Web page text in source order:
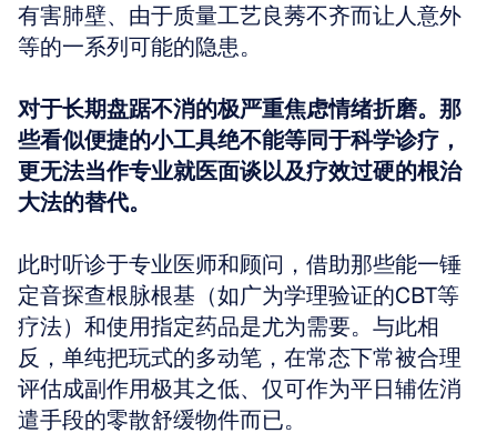
有害肺壁、由于质量工艺良莠不齐而让人意外
等的一系列可能的隐患。
对于长期盘踞不消的极严重焦虑情绪折磨。那
些看似便捷的小工具绝不能等同于科学诊疗，
更无法当作专业就医面谈以及疗效过硬的根治
大法的替代。
此时听诊于专业医师和顾问，借助那些能一锤
定音探查根脉根基（如广为学理验证的CBT等
疗法）和使用指定药品是尤为需要。与此相
反，单纯把玩式的多动笔，在常态下常被合理
评估成副作用极其之低、仅可作为平日辅佐消
遣手段的零散舒缓物件而已。